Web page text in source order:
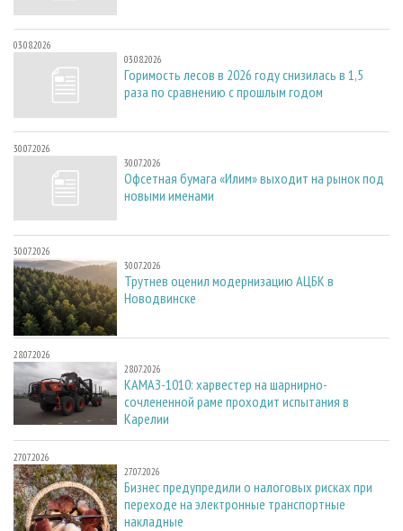
03.08.2026
03.08.2026
Горимость лесов в 2026 году снизилась в 1,5
раза по сравнению с прошлым годом
30.07.2026
30.07.2026
Офсетная бумага «Илим» выходит на рынок под
новыми именами
30.07.2026
30.07.2026
Трутнев оценил модернизацию АЦБК в
Новодвинске
28.07.2026
28.07.2026
КАМАЗ-1010: харвестер на шарнирно-
сочлененной раме проходит испытания в
Карелии
27.07.2026
27.07.2026
Бизнес предупредили о налоговых рисках при
переходе на электронные транспортные
накладные